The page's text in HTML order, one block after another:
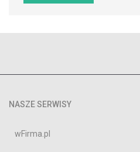
NASZE SERWISY
wFirma.pl